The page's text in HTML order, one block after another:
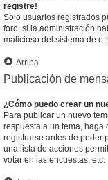
registre!
Solo usuarios registrados
foro, si la administración
malicioso del sistema de
Arriba
Publicación de
¿Cómo puedo crear un
Para publicar un nuevo
respuesta a un tema, haga
registrarse antes de poder
una lista de acciones
votar en las encuestas, etc.